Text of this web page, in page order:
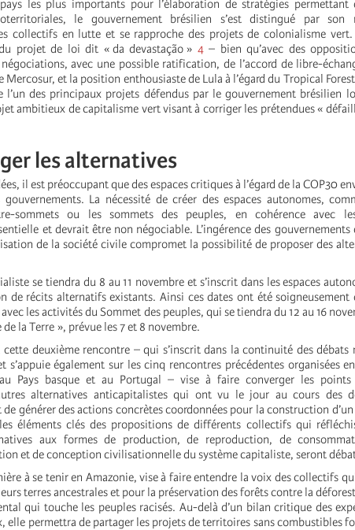
les plus importants pour l’élaboration de stratégies permettant
le gouvernement brésilien s’est distingué par son
collectifs en lutte et se rapproche des projets de colonialisme vert.
projet de loi dit « da devastação » 4– bien qu’avec des
avec une possible ratification, de l’accord de libre-
Mercosur, et la position enthousiaste de Lula à l’égard du Tropical
l’un des principaux projets défendus par le gouvernement brésilien
ambitieux de capitalisme vert visant à corriger les prétendues «
les alternatives
il est préoccupant que des espaces critiques à l’égard de la COP30
La nécessité de créer des espaces autonomes,
sommets ou les sommets des peuples, en cohérence avec
et devrait être non négociable. L’ingérence des gouvernements
de la société civile compromet la possibilité de proposer des
se tiendra du 8 au 11 novembre et s’inscrit dans les espaces
de récits alternatifs existants. Ainsi ces dates ont été soigneusement
les activités du Sommet des peuples, qui se tiendra du 12 au 16
la Terre », prévue les 7 et 8 novembre.
deuxième rencontre – qui s’inscrit dans la continuité des débats
s’appuie également sur les cinq rencontres précédentes organisées
Pays basque et au Portugal – vise à faire converger les
alternatives anticapitalistes qui ont vu le jour au cours des
de générer des actions concrètes coordonnées pour la construction
éléments clés des propositions de différents collectifs qui
aux formes de production, de reproduction, de
et de conception civilisationnelle du système capitaliste, seront
à se tenir en Amazonie, vise à faire entendre la voix des collectifs
terres ancestrales et pour la préservation des forêts contre la
qui touche les peuples racisés. Au-delà d’un bilan critique des
elle permettra de partager les projets de territoires sans combustibles